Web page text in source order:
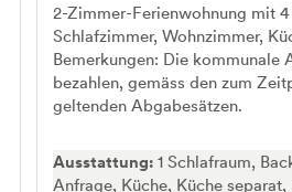
2-Zimmer-Ferienwohnung mit 4
Schlafzimmer, Wohnzimmer,
Bemerkungen: Die kommunale
bezahlen, gemäss den zum
geltenden Abgabesätzen.
Ausstattung: 1 Schlafraum,
Anfrage, Küche, Küche separat,